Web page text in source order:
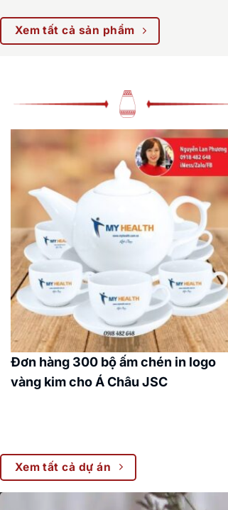
Xem tất cả sản phẩm
Đơn hàng 300 bộ ấm chén in logo
vàng kim cho Á Châu JSC
Xem tất cả dự án